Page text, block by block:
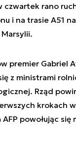
czwartek rano
i na trasie A51
premier Gabriel
z ministrami
Rząd
krokach
powołując się